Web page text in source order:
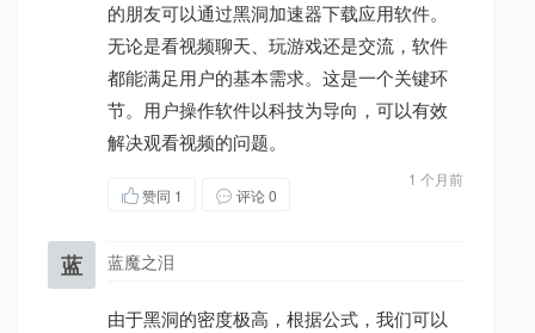
的朋友可以通过黑洞加速器下载应用软件。
无论是看视频聊天、玩游戏还是交流，软件
都能满足用户的基本需求。这是一个关键环
节。用户操作软件以科技为导向，可以有效
解决观看视频的问题。
1 个月前
赞同 1 评论 0
蓝 蓝魔之泪
由于黑洞的密度极高，根据公式，我们可以